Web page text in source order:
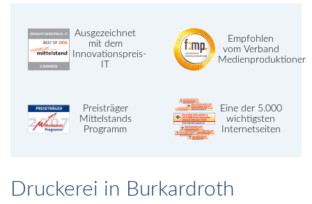
Ausgezeichnet
mit dem
Innovationspreis-
IT
Empfohlen
vom Verband
Medienproduktioner
Preisträger
Mittelstands
Programm
Eine der 5.000
wichtigsten
Internetseiten
Druckerei in Burkardroth